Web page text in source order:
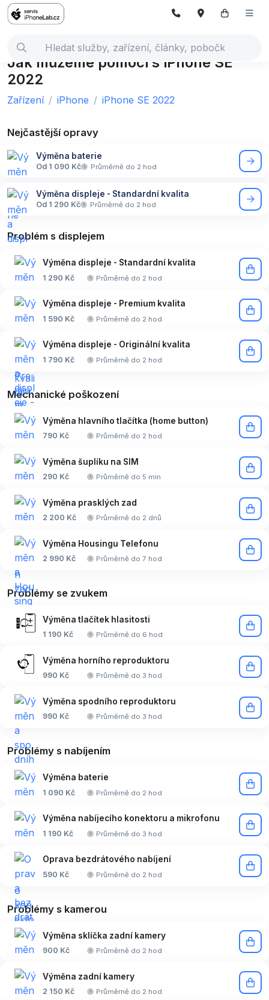
Jak můžeme pomoci s iPhone SE
2022
Zařízení iPhone iPhone SE 2022
Nejčastější opravy
Výměna baterie
Od 1 090 Kč Průměrně do 2 hod
Výměna displeje - Standardní kvalita
Od 1 290 Kč Průměrně do 2 hod
Problém s displejem
Výměna displeje - Standardní kvalita
1 290 Kč Průměrně do 2 hod
Výměna displeje - Premium kvalita
1 590 Kč Průměrně do 2 hod
Výměna displeje - Originální kvalita
1 790 Kč Průměrně do 2 hod
Mechanické poškození
Výměna hlavního tlačítka (home button)
790 Kč Průměrně do 2 hod
Výměna šuplíku na SIM
290 Kč Průměrně do 5 min
Výměna prasklých zad
2 200 Kč Průměrně do 2 dnů
Výměna Housingu Telefonu
2 990 Kč Průměrně do 7 hod
Problémy se zvukem
Výměna tlačítek hlasitosti
1 190 Kč Průměrně do 6 hod
Výměna horního reproduktoru
990 Kč Průměrně do 3 hod
Výměna spodního reproduktoru
990 Kč Průměrně do 3 hod
Problémy s nabíjením
Výměna baterie
1 090 Kč Průměrně do 2 hod
Výměna nabíjecího konektoru a mikrofonu
1 190 Kč Průměrně do 3 hod
Oprava bezdrátového nabíjení
590 Kč Průměrně do 2 hod
Problémy s kamerou
Výměna sklíčka zadní kamery
900 Kč Průměrně do 2 hod
Výměna zadní kamery
2 150 Kč Průměrně do 2 hod